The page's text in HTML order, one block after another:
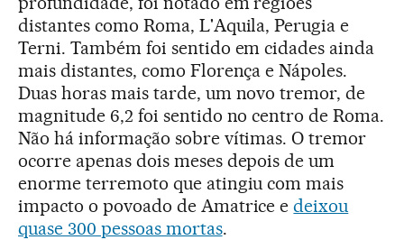
distantes como Roma, L'Aquila, Perugia e
Terni. Também foi sentido em cidades ainda
mais distantes, como Florença e Nápoles.
Duas horas mais tarde, um novo tremor, de
magnitude 6,2 foi sentido no centro de Roma.
Não há informação sobre vítimas. O tremor
ocorre apenas dois meses depois de um
enorme terremoto que atingiu com mais
impacto o povoado de Amatrice edeixou
quase 300 pessoas mortas.